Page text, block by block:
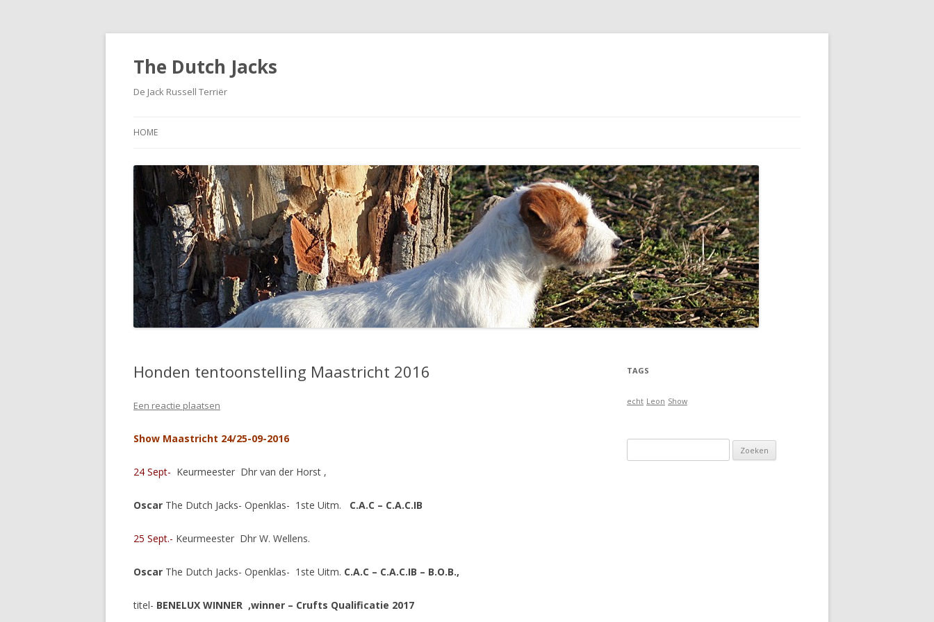
The Dutch Jacks
De Jack Russell Terriër
HOME
Honden tentoonstelling Maastricht 2016
Een reactie plaatsen
Show Maastricht 24/25-09-2016
24 Sept- Keurmeester Dhr van der Horst ,
Oscar The Dutch Jacks- Openklas- 1ste Uitm. C.A.C – C.A.C.IB
25 Sept.- Keurmeester Dhr W. Wellens.
Oscar The Dutch Jacks- Openklas- 1ste Uitm. C.A.C – C.A.C.IB – B.O.B.,
titel- BENELUX WINNER ,winner – Crufts Qualificatie 2017
TAGS
echt Leon Show